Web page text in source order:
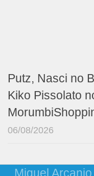
Putz, Nasci no
Kiko Pissolato
06/08/2026
Miguel